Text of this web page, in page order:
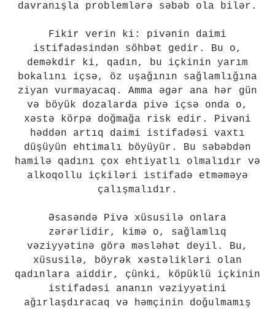
davranışla problemlərə səbəb ola bilər.
Fikir verin ki: pivənin daimi
istifadəsindən söhbət gedir. Bu o,
deməkdir ki, qadın, bu içkinin yarım
bokalını içsə, öz uşağının sağlamlığına
ziyan vurmayacaq. Amma əgər ana hər gün
və böyük dozalarda pivə içsə onda o,
xəstə körpə doğmağa risk edir. Pivəni
həddən artıq daimi istifadəsi vaxtı
düşüyün ehtimalı böyüyür. Bu səbəbdən
hamilə qadını çox ehtiyatlı olmalıdır və
alkoqollu içkiləri istifadə etməməyə
çalışmalıdır.
Əsasəndə Pivə xüsusilə onlara
zərərlidir, kimə o, sağlamlıq
vəziyyətinə görə məsləhət deyil. Bu,
xüsusilə, böyrək xəstəlikləri olan
qadınlara aiddir, çünki, köpüklü içkinin
istifadəsi ananın vəziyyətini
ağırlaşdıracaq və həmçinin doğulmamış